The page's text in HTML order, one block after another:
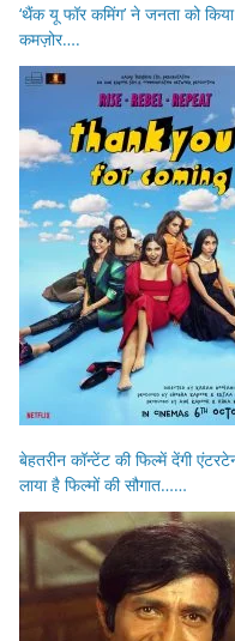
‘थैंक यू फॉर कमिंग’ ने जनता को
कमज़ोर….
बेहतरीन कॉन्टेंट की फिल्में देंगी
लाया है फिल्मों की सौगात……